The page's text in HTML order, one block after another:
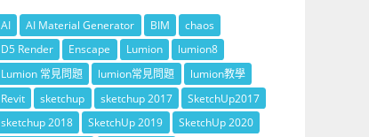
AI AI Material Generator BIM
chaos
D5 Render
Enscape Lumion
lumion8
Lumion 常見問題
lumion常見問題
lumion教學
Revit
sketchup sketchup 2017
SketchUp2017
sketchup 2018
SketchUp 2019
SketchUp 2020